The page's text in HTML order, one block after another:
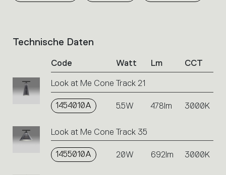
List
Click
on
code
or
Technische Daten
Code Watt Lm CCT
Look at Me Cone Track 21
1454010A 5.5W 478lm 3000K
Look at Me Cone Track 35
1455010A 20W 692lm 3000K